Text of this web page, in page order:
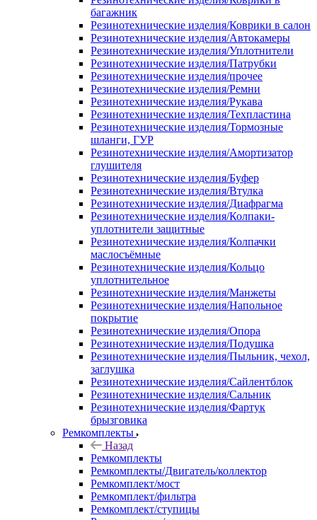
багажник
Резинотехнические изделия/Коврики в салон
Резинотехнические изделия/Автокамеры
Резинотехнические изделия/Уплотнители
Резинотехнические изделия/Патрубки
Резинотехнические изделия/прочее
Резинотехнические изделия/Ремни
Резинотехнические изделия/Рукава
Резинотехнические изделия/Техпластина
Резинотехнические изделия/Тормозные
шланги, ГУР
Резинотехнические изделия/Амортизатор
глушителя
Резинотехнические изделия/Буфер
Резинотехнические изделия/Втулка
Резинотехнические изделия/Диафрагма
Резинотехнические изделия/Колпаки-
уплотнители защитные
Резинотехнические изделия/Колпачки
маслосъёмные
Резинотехнические изделия/Кольцо
уплотнительное
Резинотехнические изделия/Манжеты
Резинотехнические изделия/Напольное
покрытие
Резинотехнические изделия/Опора
Резинотехнические изделия/Подушка
Резинотехнические изделия/Пыльник, чехол,
заглушка
Резинотехнические изделия/Сайлентблок
Резинотехнические изделия/Сальник
Резинотехнические изделия/Фартук
брызговика
Ремкомплекты
Назад
Ремкомплекты
Ремкомплекты/Двигатель/коллектор
Ремкомплект/мост
Ремкомплект/фильтра
Ремкомплект/ступицы